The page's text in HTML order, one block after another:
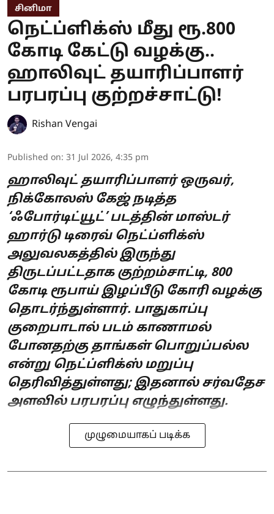
சினிமா
நெட்ப்ளிக்ஸ் மீது ரூ.800
கோடி கேட்டு வழக்கு..
ஹாலிவுட் தயாரிப்பாளர்
பரபரப்பு குற்றச்சாட்டு!
Rishan Vengai
Published on: 31 Jul 2026, 4:35 pm
ஹாலிவுட் தயாரிப்பாளர் ஒருவர்,
நிக்கோலஸ் கேஜ் நடித்த
‘ஃபோர்டிட்யூட்’ படத்தின் மாஸ்டர்
ஹார்டு டிரைவ் நெட்ப்ளிக்ஸ்
அலுவலகத்தில் இருந்து
திருடப்பட்டதாக குற்றம்சாட்டி, 800
கோடி ரூபாய் இழப்பீடு கோரி வழக்கு
தொடர்ந்துள்ளார். பாதுகாப்பு
குறைபாடால் படம் காணாமல்
போனதற்கு தாங்கள் பொறுப்பல்ல
என்று நெட்ப்ளிக்ஸ் மறுப்பு
தெரிவித்துள்ளது; இதனால் சர்வதேச
அளவில் பரபரப்பு எழுந்துள்ளது.
முழுமையாகப் படிக்க